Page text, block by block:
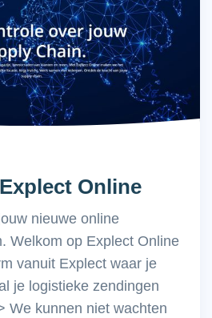
Online
nieuwe online
Welkom op Explect Online
vanuit Explect waar je
je logistieke zendingen
We kunnen niet wachten